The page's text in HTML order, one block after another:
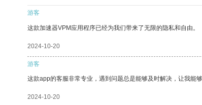
游客
这款加速器VPM应用程序已经为我们带来了无限的隐私和自由。
2024-10-20
游客
这款app的客服非常专业，遇到问题总是能够及时解决，让我能够
2024-10-20